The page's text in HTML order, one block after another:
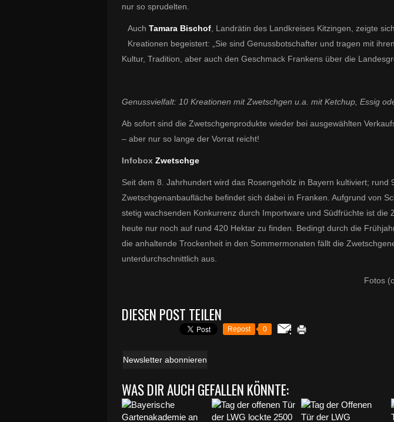
nur so sprudelten.
Auch Tamara Bischof , Landrätin des Landkreises Kitzingen, zeigte
Kreationen begeistert: „Sie sind Genussbotschafter und tragen mit
Kultur, Tradition, aber auch den Geschmack Frankens über die
Genussvielfalt: 10 Kreationen mit Zwetschgen u.a. mit Ketchup, Essig
Ab sofort sind die Zwetschgenprodukte wieder bei ausgewählten
– aber nur so lange der Vorrat reicht!
Infobox Zwetschge
Seit dem 8. Jahrhundert wird das Rosengehölz in Bayern kultiviert; rund
Zwetschgenanbaufläche befindet sich dabei in Franken. Aufgrund von
stetig wachsenden Konkurrenz durch Importware und Südfrüchte ist die
heute nur noch auf rund 420 Hektar zu finden. Bedingt durch die
die anhaltende Trockenheit in den Sommermonaten fällt die
unterdurchschnittlich aus.
Fotos
DIESEN POST TEILEN
Repost 0
Newsletter abonnieren
WAS DIR AUCH GEFALLEN KÖNNTE: